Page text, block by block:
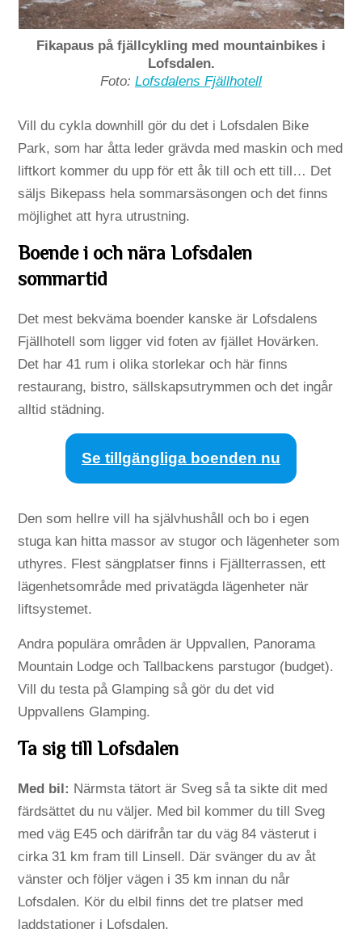
Fikapaus på fjällcykling med mountainbikes i
Lofsdalen.
Foto: Lofsdalens Fjällhotell
Vill du cykla downhill gör du det i Lofsdalen Bike
Park, som har åtta leder grävda med maskin och med
liftkort kommer du upp för ett åk till och ett till… Det
säljs Bikepass hela sommarsäsongen och det finns
möjlighet att hyra utrustning.
Boende i och nära Lofsdalen
sommartid
Det mest bekväma boender kanske är Lofsdalens
Fjällhotell som ligger vid foten av fjället Hovärken.
Det har 41 rum i olika storlekar och här finns
restaurang, bistro, sällskapsutrymmen och det ingår
alltid städning.
Se tillgängliga boenden nu
Den som hellre vill ha självhushåll och bo i egen
stuga kan hitta massor av stugor och lägenheter som
uthyres. Flest sängplatser finns i Fjällterrassen, ett
lägenhetsområde med privatägda lägenheter när
liftsystemet.
Andra populära områden är Uppvallen, Panorama
Mountain Lodge och Tallbackens parstugor (budget).
Vill du testa på Glamping så gör du det vid
Uppvallens Glamping.
Ta sig till Lofsdalen
Med bil: Närmsta tätort är Sveg så ta sikte dit med
färdsättet du nu väljer. Med bil kommer du till Sveg
med väg E45 och därifrån tar du väg 84 västerut i
cirka 31 km fram till Linsell. Där svänger du av åt
vänster och följer vägen i 35 km innan du når
Lofsdalen. Kör du elbil finns det tre platser med
laddstationer i Lofsdalen.